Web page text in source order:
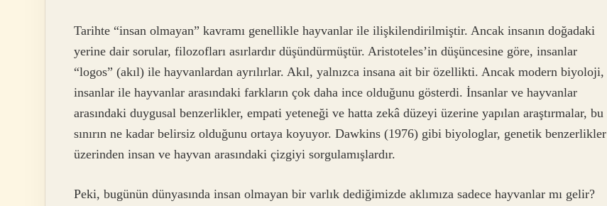
Tarihte “insan olmayan” kavramı genellikle hayvanlar ile ilişkilendirilmiştir. Ancak insanın doğadaki
yerine dair sorular, filozofları asırlardır düşündürmüştür. Aristoteles’in düşüncesine göre, insanlar
“logos” (akıl) ile hayvanlardan ayrılırlar. Akıl, yalnızca insana ait bir özellikti. Ancak modern biyoloji,
insanlar ile hayvanlar arasındaki farkların çok daha ince olduğunu gösterdi. İnsanlar ve hayvanlar
arasındaki duygusal benzerlikler, empati yeteneği ve hatta zekâ düzeyi üzerine yapılan araştırmalar, bu
sınırın ne kadar belirsiz olduğunu ortaya koyuyor. Dawkins (1976) gibi biyologlar, genetik benzerlikler
üzerinden insan ve hayvan arasındaki çizgiyi sorgulamışlardır.
Peki, bugünün dünyasında insan olmayan bir varlık dediğimizde aklımıza sadece hayvanlar mı gelir?